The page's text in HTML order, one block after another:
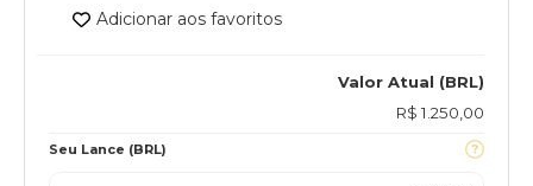
Valor Atual (BRL)
R$ 1.250,00
Seu Lance (BRL)
Adicionar aos favoritos